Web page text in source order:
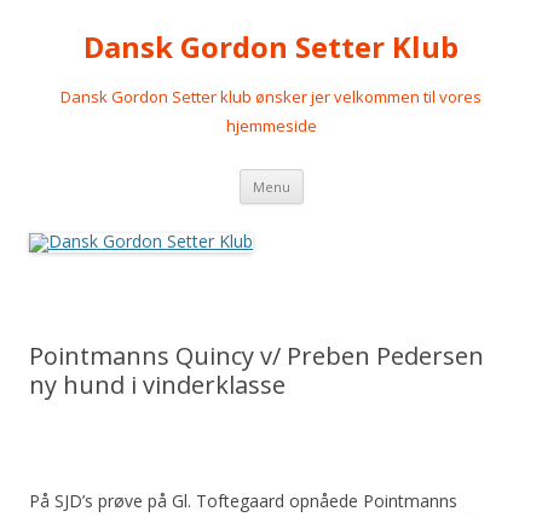
Dansk Gordon Setter Klub
Dansk Gordon Setter klub ønsker jer velkommen til vores
hjemmeside
Menu Videre
indhold
Pointmanns Quincy v/ Preben Pedersen
ny hund i vinderklasse
På SJD’s prøve på Gl. Toftegaard opnåede Pointmanns